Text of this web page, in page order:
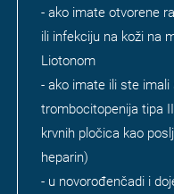
- ako imate otvorene
ili infekciju na koži na
Liotonom
- ako imate ili ste
trombocitopenija tipa
krvnih pločica kao
heparin)
- u novorođenčadi i